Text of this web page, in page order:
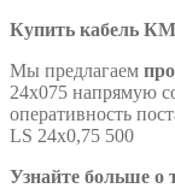
Купить кабель
Мы предлагаем
24х075 напрямую
оперативность
LS 24х0,75 500
Узнайте больше о